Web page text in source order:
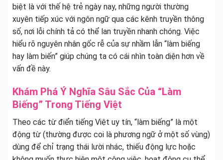
biệt là với thế hệ trẻ ngày nay, những người thường
xuyên tiếp xúc với ngôn ngữ qua các kênh truyền thông
số, nơi lỗi chính tả có thể lan truyền nhanh chóng. Việc
hiểu rõ nguyên nhân gốc rễ của sự nhầm lẫn “làm biếng
hay làm biến” giúp chúng ta có cái nhìn toàn diện hơn về
vấn đề này.
Khám Phá Ý Nghĩa Sâu Sắc Của “Làm
Biếng” Trong Tiếng Việt
Theo các từ điển tiếng Việt uy tín, “làm biếng” là một
động từ (thường được coi là phương ngữ ở một số vùng)
dùng để chỉ trạng thái lười nhác, thiếu động lực hoặc